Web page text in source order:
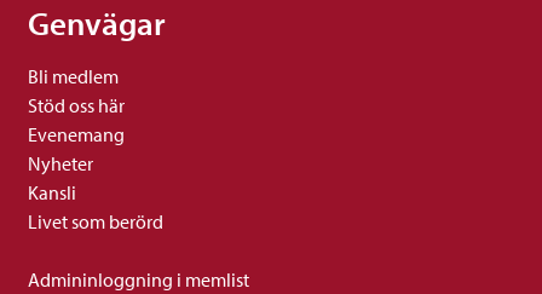
Genvägar
Bli medlem
Stöd oss här
Evenemang
Nyheter
Kansli
Livet som berörd
Admininloggning i memlist